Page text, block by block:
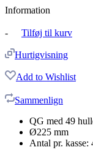
Information
- Tilføj til kurv
Hurtigvisning
Add to Wishlist
Sammenlign
QG med 49
Ø225 mm
Antal pr. kasse: